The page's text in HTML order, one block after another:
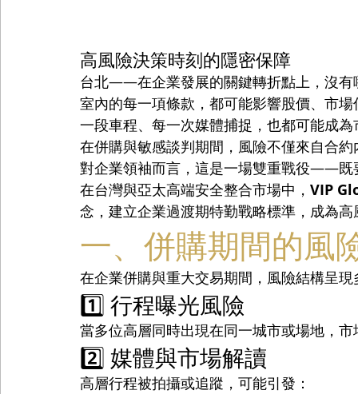
高風險決策時刻的隱密保障
台北——在企業發展的關鍵轉折點上，沒有
室內的每一項條款，都可能影響股價、市
一段車程、每一次媒體捕捉，也都可能成
在併購與敏感談判期間，風險不僅來自合
對企業領袖而言，這是一場雙重戰役——既
在台灣與亞太高端安全整合市場中， VIP
念，建立企業過渡期特勤戰略標準，成為
一、併購期間的風
在企業併購與重大交易期間，風險結構呈
1️⃣ 行程曝光風險
當多位高層同時出現在同一城市或場地，
2️⃣ 媒體與市場解讀
高層行程被拍攝或追蹤，可能引發：